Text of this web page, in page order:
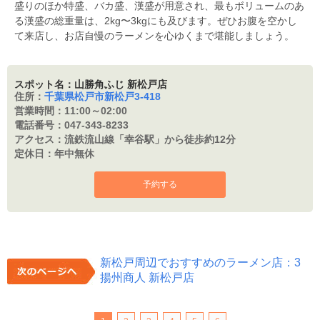
盛りのほか特盛、バカ盛、漢盛が用意され、最もボリュームのあ
る漢盛の総重量は、2kg〜3kgにも及びます。ぜひお腹を空かし
て来店し、お店自慢のラーメンを心ゆくまで堪能しましょう。
スポット名：山勝角ふじ 新松戸店
住所： 千葉県松戸市新松戸3-418
営業時間： 11:00～02:00
電話番号： 047-343-8233
アクセス： 流鉄流山線「幸谷駅」から徒歩約12分
定休日： 年中無休
予約する
新松戸周辺でおすすめのラーメン店：3
揚州商人 新松戸店